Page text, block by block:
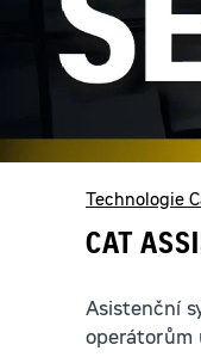
You are
Technologie
CAT
Asistenční
operátorům